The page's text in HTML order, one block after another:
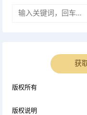
获
版权所有
© 618
版权说明